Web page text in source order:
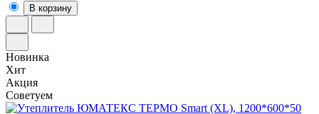
В корзину
Новинка
Хит
Акция
Советуем